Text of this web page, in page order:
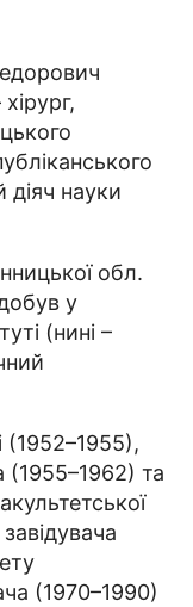
діяч науки
обл.
у
(нині –
(1952–1955),
(1955–1962) та
(1970–1990)